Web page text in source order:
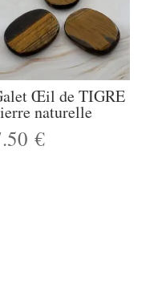
Œil de TIGRE
naturelle
€